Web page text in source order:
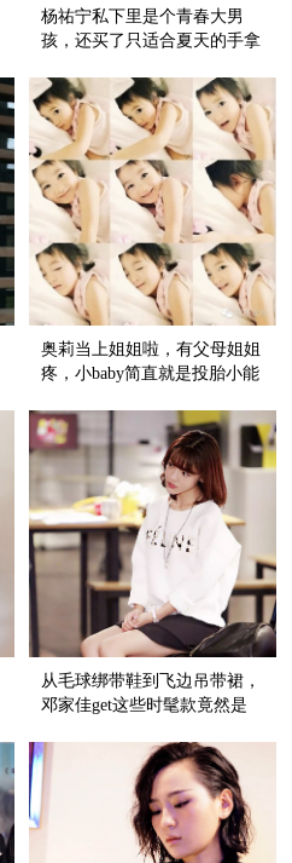
杨祐宁私下里是个青春大男
孩，还买了只适合夏天的手拿
奥莉当上姐姐啦，有父母姐姐
疼，小baby简直就是投胎小能
从毛球绑带鞋到飞边吊带裙，
邓家佳get这些时髦款竟然是